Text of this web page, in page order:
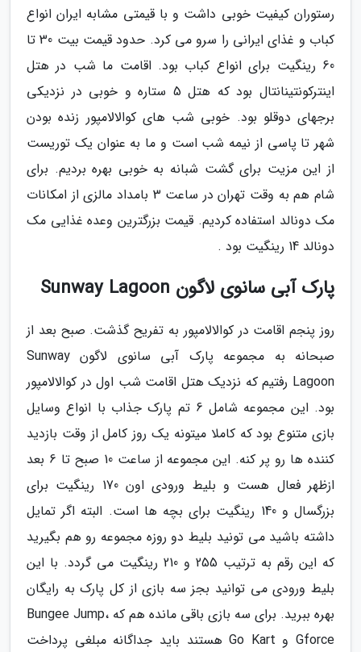
رستوران کیفیت خوبی داشت و با قیمتی مشابه ایران انواع
کباب و غذای ایرانی را سرو می کرد. حدود قیمت بیت 30 تا
60 رینگیت برای انواع کباب بود. اقامت ما شب در هتل
اینترکونتینانتال بود که هتل 5 ستاره و خوبی در نزدیکی
برجهای دوقلو بود. خوبی شب های کوالالامپور زنده بودن
شهر تا پاسی از نیمه شب است و ما به عنوان یک توریست
از این مزیت برای گشت شبانه به خوبی بهره بردیم. برای
شام هم به وقت تهران در ساعت 3 بامداد مالزی از امکانات
مک دونالد استفاده کردیم. قیمت بزرگترین وعده غذایی مک
دونالد 14 رینگیت بود .
پارک آبی سانوی لاگون Sunway Lagoon
روز پنجم اقامت در کوالالامپور به تفریح گذشت. صبح بعد از
صبحانه به مجموعه پارک آبی سانوی لاگون Sunway
Lagoon رفتیم که نزدیک هتل اقامت شب اول در کوالالامپور
بود. این مجموعه شامل 6 تم پارک جذاب با انواع وسایل
بازی متنوع بود که کاملا میتونه یک روز کامل از وقت بازدید
کننده ها رو پر کنه. این مجموعه از ساعت 10 صبح تا 6 بعد
ازظهر فعال هست و بلیط ورودی اون 170 رینگیت برای
بزرگسال و 140 رینگیت برای بچه ها است. البته اگر تمایل
داشته باشید می تونید بلیط دو روزه مجموعه رو هم بگیرید
که این رقم به ترتیب 255 و 210 رینگیت می گردد. با این
بلیط ورودی می توانید بجز سه بازی از کل پارک به رایگان
بهره ببرید. برای سه بازی باقی مانده هم که Bungee Jump،
Gforce و Go Kart هستند باید جداگانه مبلغی پرداخت